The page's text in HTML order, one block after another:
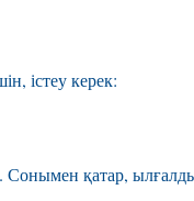
істеу керек:
. Сонымен қатар,